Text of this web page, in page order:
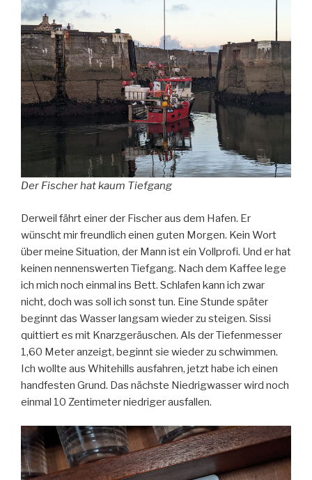
Der Fischer hat kaum Tiefgang
Derweil fährt einer der Fischer aus dem Hafen. Er
wünscht mir freundlich einen guten Morgen. Kein Wort
über meine Situation, der Mann ist ein Vollprofi. Und er hat
keinen nennenswerten Tiefgang. Nach dem Kaffee lege
ich mich noch einmal ins Bett. Schlafen kann ich zwar
nicht, doch was soll ich sonst tun. Eine Stunde später
beginnt das Wasser langsam wieder zu steigen. Sissi
quittiert es mit Knarzgeräuschen. Als der Tiefenmesser
1,60 Meter anzeigt, beginnt sie wieder zu schwimmen.
Ich wollte aus Whitehills ausfahren, jetzt habe ich einen
handfesten Grund. Das nächste Niedrigwasser wird noch
einmal 10 Zentimeter niedriger ausfallen.